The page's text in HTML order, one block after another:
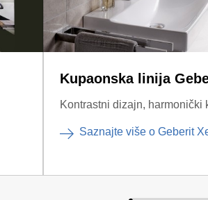
Kupaonska linija
Kontrastni dizajn, harmonički
Saznajte više o Geberit